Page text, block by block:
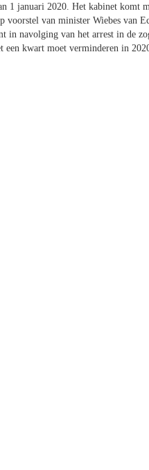
1 januari 2020. Het kabinet komt
voorstel van minister Wiebes van
in navolging van het arrest in de
een kwart moet verminderen in